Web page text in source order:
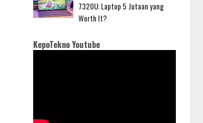
7320U: Laptop 5 Jutaan yang
Worth It?
KepoTekno Youtube